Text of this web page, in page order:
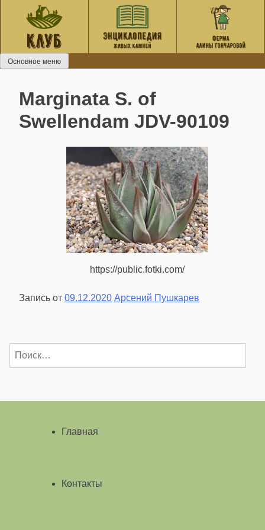
содержанию
Основное меню
Marginata S. of
Swellendam JDV-90109
https://public.fotki.com/
Запись от 09.12.2020 Арсений Пушкарев
Найти:
Главная
Контакты